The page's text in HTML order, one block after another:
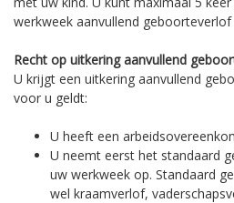
werkweek aanvullend
Recht op uitkering aanvullend
U krijgt een uitkering aanvullend
voor u geldt:
U heeft een
U neemt eerst het standaard
uw werkweek op. Standaard
wel kraamverlof,